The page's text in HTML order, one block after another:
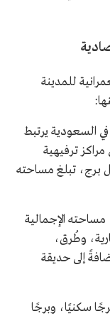
للمدينة
في السعودية يرتبط
ترفيهية
برج، تبلغ مساحته
الإجمالية
وطُرق،
إلى حديقة
سكنيًا، وبرجًا